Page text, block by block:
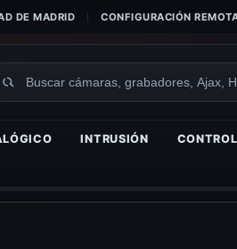
DE MADRID CONFIGURACIÓN
INTRUSIÓN